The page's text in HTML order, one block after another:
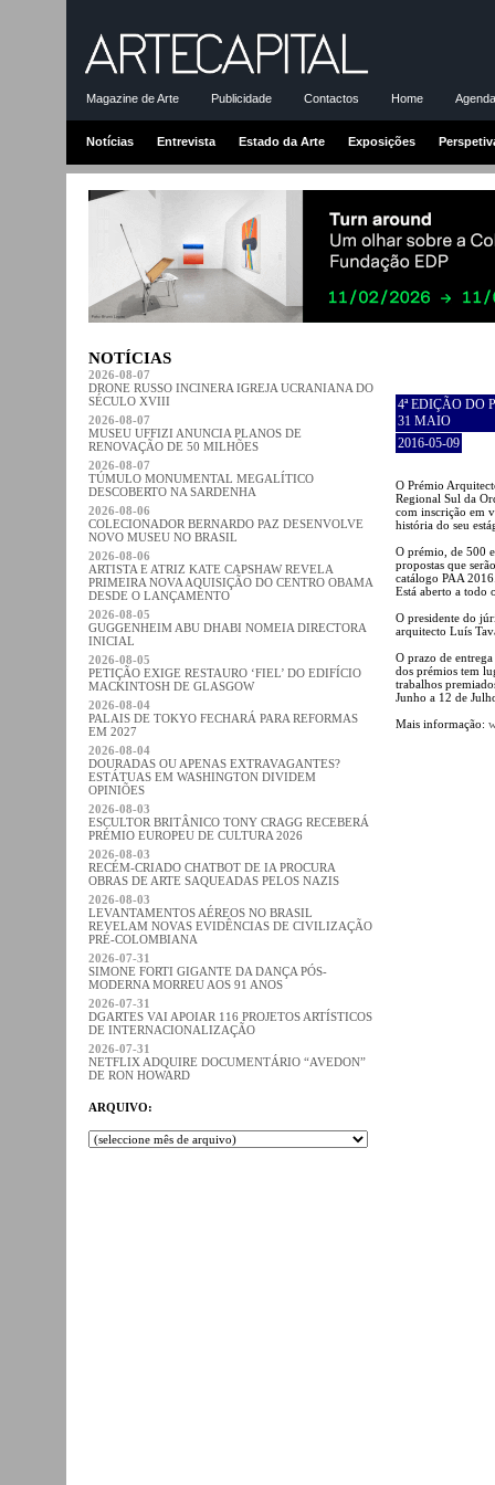
Magazine de Arte Publicidade Contactos Home
Notícias Entrevista Estado da Arte Exposições
NOTÍCIAS
2026-08-07
DRONE RUSSO INCINERA IGREJA UCRANIANA DO
SÉCULO XVIII
2026-08-07
MUSEU UFFIZI ANUNCIA PLANOS DE
RENOVAÇÃO DE 50 MILHÕES
2026-08-07
TÚMULO MONUMENTAL MEGALÍTICO
DESCOBERTO NA SARDENHA
2026-08-06
COLECIONADOR BERNARDO PAZ DESENVOLVE
NOVO MUSEU NO BRASIL
2026-08-06
ARTISTA E ATRIZ KATE CAPSHAW REVELA
PRIMEIRA NOVA AQUISIÇÃO DO CENTRO OBAMA
DESDE O LANÇAMENTO
2026-08-05
GUGGENHEIM ABU DHABI NOMEIA DIRECTORA
INICIAL
2026-08-05
PETIÇÃO EXIGE RESTAURO ‘FIEL’ DO EDIFÍCIO
MACKINTOSH DE GLASGOW
2026-08-04
PALAIS DE TOKYO FECHARÁ PARA REFORMAS
EM 2027
2026-08-04
DOURADAS OU APENAS EXTRAVAGANTES?
ESTÁTUAS EM WASHINGTON DIVIDEM
OPINIÕES
2026-08-03
ESCULTOR BRITÂNICO TONY CRAGG RECEBERÁ
PRÉMIO EUROPEU DE CULTURA 2026
2026-08-03
RECÉM-CRIADO CHATBOT DE IA PROCURA
OBRAS DE ARTE SAQUEADAS PELOS NAZIS
2026-08-03
LEVANTAMENTOS AÉREOS NO BRASIL
REVELAM NOVAS EVIDÊNCIAS DE CIVILIZAÇÃO
PRÉ-COLOMBIANA
2026-07-31
SIMONE FORTI GIGANTE DA DANÇA PÓS-
MODERNA MORREU AOS 91 ANOS
2026-07-31
DGARTES VAI APOIAR 116 PROJETOS ARTÍSTICOS
DE INTERNACIONALIZAÇÃO
2026-07-31
NETFLIX ADQUIRE DOCUMENTÁRIO “AVEDON”
DE RON HOWARD
ARQUIVO:
4ª EDIÇÃO DO
31 MAIO
2016-05-09
O Prémio
Regional Sul da
com inscrição em
história do seu
O prémio, de 500
propostas que
catálogo PAA
Está aberto a todo
O presidente do
arquitecto Luís
O prazo de
dos prémios tem
trabalhos
Junho a 12 de
Mais informação: